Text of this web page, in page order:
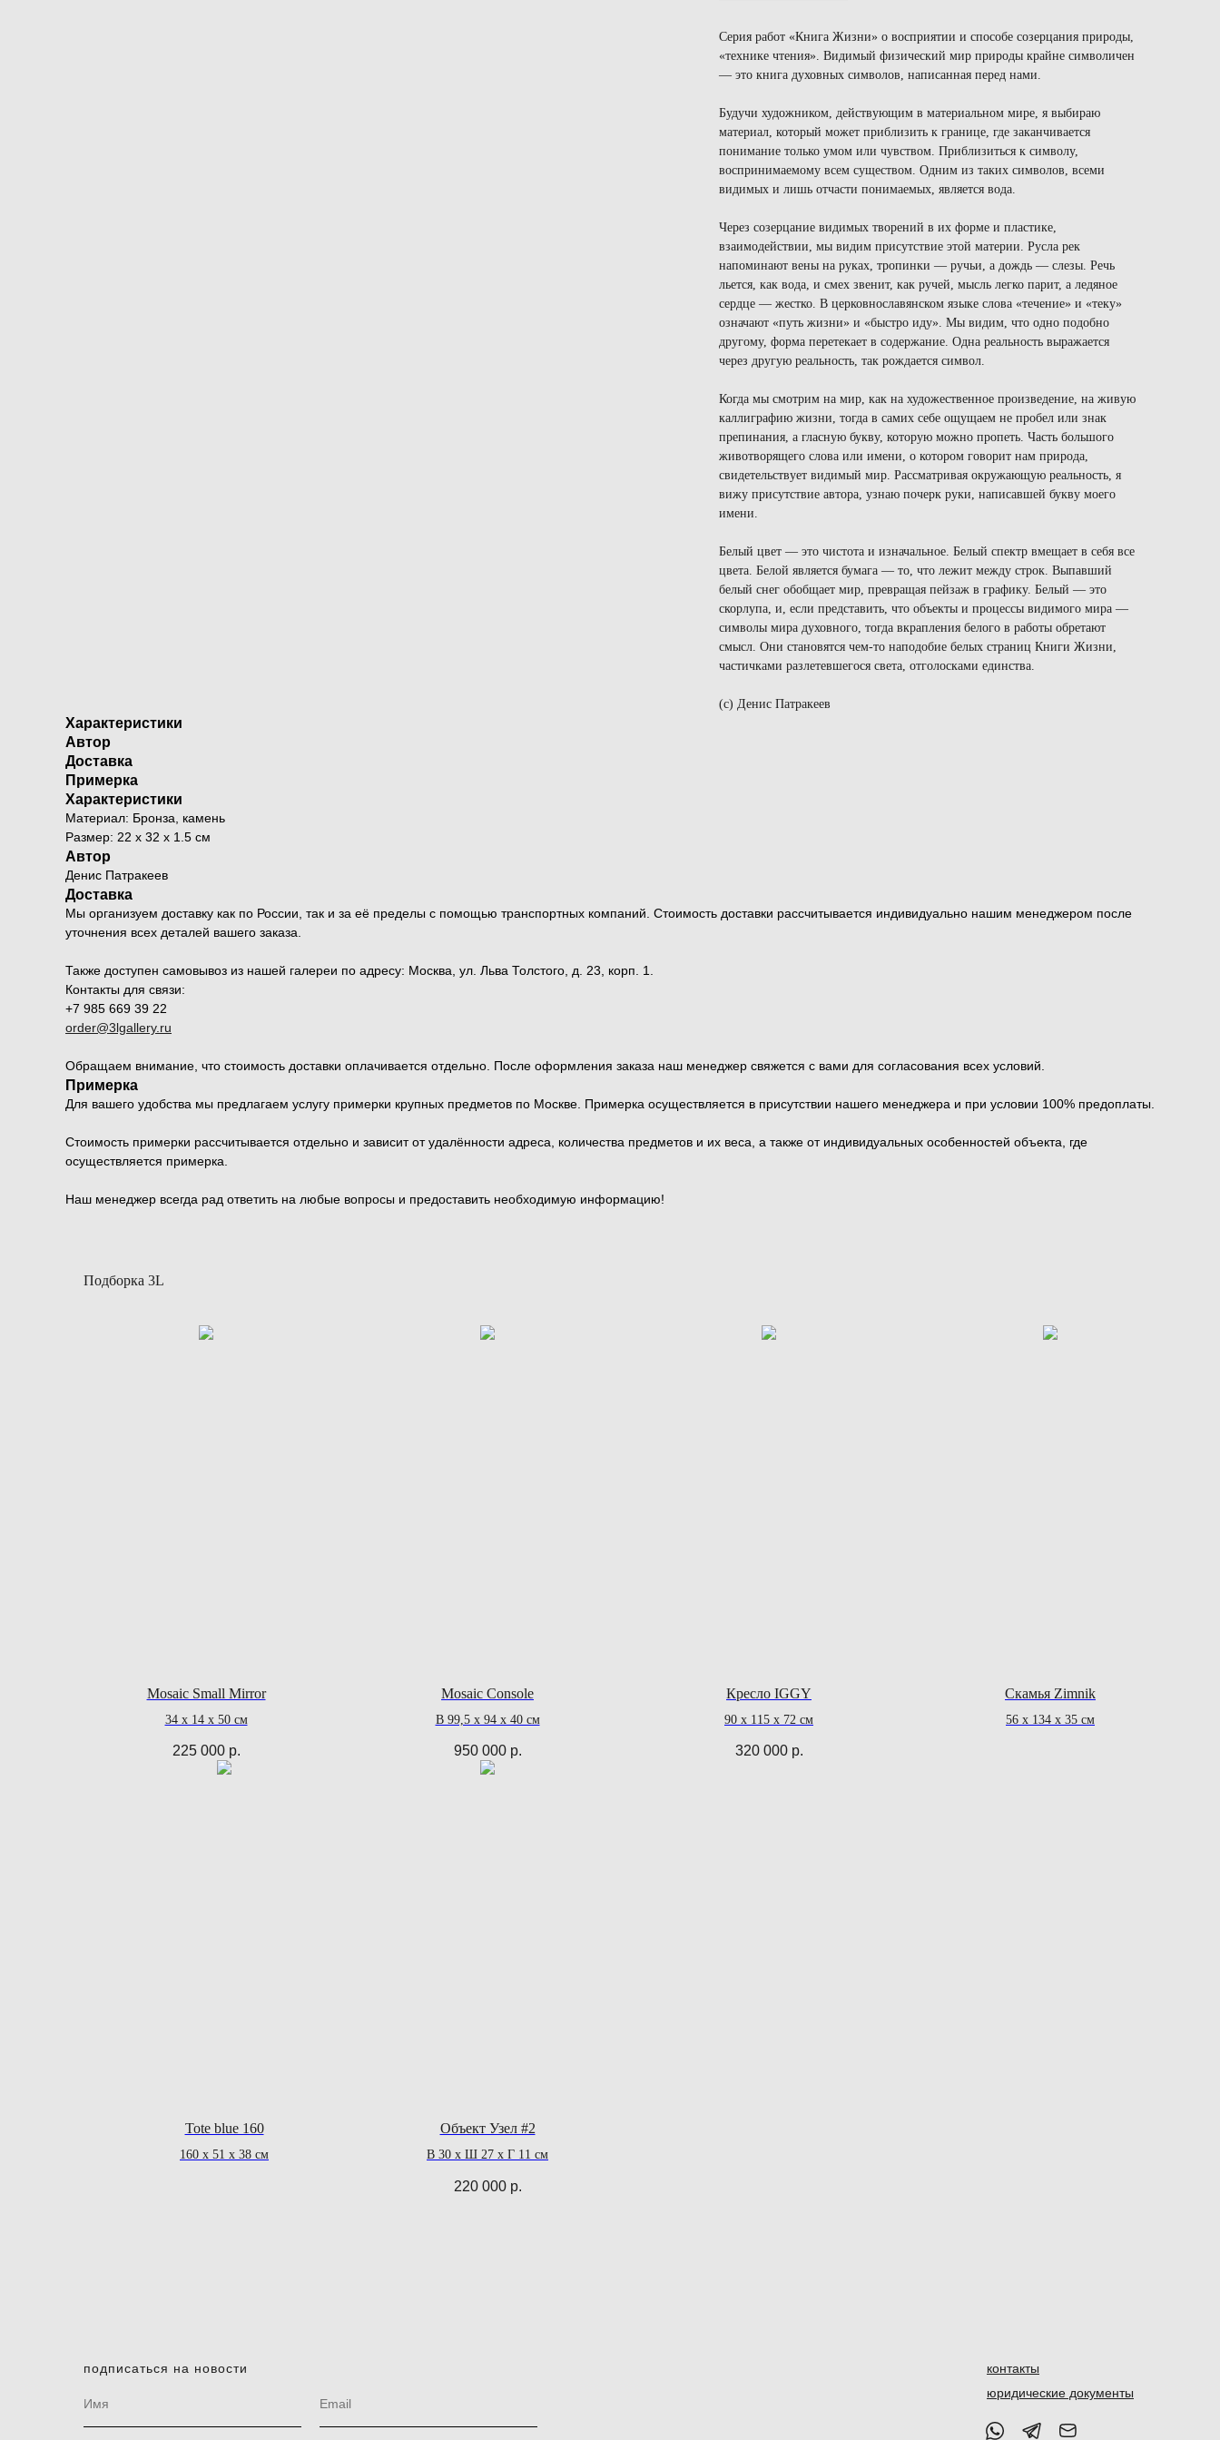
Серия работ «Книга Жизни» о восприятии и способе созерцания природы,
«технике чтения». Видимый физический мир природы крайне символичен
— это книга духовных символов, написанная перед нами.
Будучи художником, действующим в материальном мире, я выбираю
материал, который может приблизить к границе, где заканчивается
понимание только умом или чувством. Приблизиться к символу,
воспринимаемому всем существом. Одним из таких символов, всеми
видимых и лишь отчасти понимаемых, является вода.
Через созерцание видимых творений в их форме и пластике,
взаимодействии, мы видим присутствие этой материи. Русла рек
напоминают вены на руках, тропинки — ручьи, а дождь — слезы. Речь
льется, как вода, и смех звенит, как ручей, мысль легко парит, а ледяное
сердце — жестко. В церковнославянском языке слова «течение» и «теку»
означают «путь жизни» и «быстро иду». Мы видим, что одно подобно
другому, форма перетекает в содержание. Одна реальность выражается
через другую реальность, так рождается символ.
Когда мы смотрим на мир, как на художественное произведение, на живую
каллиграфию жизни, тогда в самих себе ощущаем не пробел или знак
препинания, а гласную букву, которую можно пропеть. Часть большого
животворящего слова или имени, о котором говорит нам природа,
свидетельствует видимый мир. Рассматривая окружающую реальность, я
вижу присутствие автора, узнаю почерк руки, написавшей букву моего
имени.
Белый цвет — это чистота и изначальное. Белый спектр вмещает в себя все
цвета. Белой является бумага — то, что лежит между строк. Выпавший
белый снег обобщает мир, превращая пейзаж в графику. Белый — это
скорлупа, и, если представить, что объекты и процессы видимого мира —
символы мира духовного, тогда вкрапления белого в работы обретают
смысл. Они становятся чем-то наподобие белых страниц Книги Жизни,
частичками разлетевшегося света, отголосками единства.
(c) Денис Патракеев
Характеристики
Автор
Доставка
Примерка
Характеристики
Материал: Бронза, камень
Размер: 22 x 32 x 1.5 см
Автор
Денис Патракеев
Доставка
Мы организуем доставку как по России, так и за её пределы с помощью транспортных компаний. Стоимость доставки рассчитывается индивидуально нашим менеджером после
уточнения всех деталей вашего заказа.
Также доступен самовывоз из нашей галереи по адресу: Москва, ул. Льва Толстого, д. 23, корп. 1.
Контакты для связи:
+7 985 669 39 22
order@3lgallery.ru
Обращаем внимание, что стоимость доставки оплачивается отдельно. После оформления заказа наш менеджер свяжется с вами для согласования всех условий.
Примерка
Для вашего удобства мы предлагаем услугу примерки крупных предметов по Москве. Примерка осуществляется в присутствии нашего менеджера и при условии 100% предоплаты.
Стоимость примерки рассчитывается отдельно и зависит от удалённости адреса, количества предметов и их веса, а также от индивидуальных особенностей объекта, где
осуществляется примерка.
Наш менеджер всегда рад ответить на любые вопросы и предоставить необходимую информацию!
Подборка 3L
Mosaic Small Mirror
34 х 14 х 50 см
225 000 р.
Mosaic Console
В 99,5 х 94 x 40 см
950 000 р.
Кресло IGGY
90 x 115 x 72 см
320 000 р.
Скамья Zimnik
56 x 134 x 35 cм
Tote blue 160
160 х 51 х 38 см
Объект Узел #2
В 30 х Ш 27 х Г 11 см
220 000 р.
подписаться на новости
контакты
юридические документы